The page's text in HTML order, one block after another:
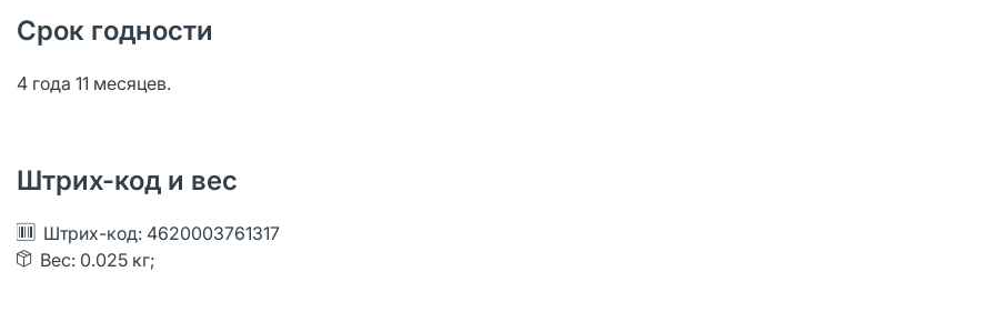
Срок годности
4 года 11 месяцев.
Штрих-код и вес
Штрих-код: 4620003761317
Вес: 0.025 кг;